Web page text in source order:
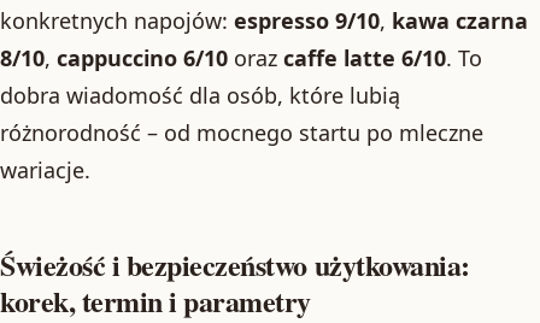
konkretnych napojów: espresso 9/10, kawa czarna
8/10, cappuccino 6/10 oraz caffe latte 6/10. To
dobra wiadomość dla osób, które lubią
różnorodność – od mocnego startu po mleczne
wariacje.
Świeżość i bezpieczeństwo użytkowania:
korek, termin i parametry